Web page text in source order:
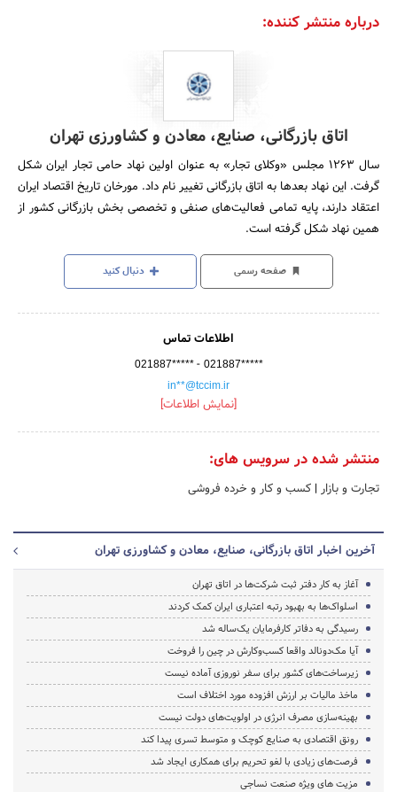
درباره منتشر کننده:
اتاق بازرگانی، صنایع، معادن و کشاورزی تهران
سال 1263 مجلس «وکلای تجار» به عنوان اولین نهاد حامی تجار ایران شکل
گرفت. این نهاد بعدها به اتاق بازرگانی تغییر نام داد. مورخان تاریخ اقتصاد ایران
اعتقاد دارند، پایه تمامی فعالیت‌های صنفی و تخصصی بخش بازرگانی کشور از
همین نهاد شکل گرفته است.
صفحه رسمی دنبال کنید
اطلاعات تماس
021887***** - 021887*****
in**@tccim.ir
[نمایش اطلاعات]
منتشر شده در سرویس های:
تجارت و بازار | کسب و کار و خرده فروشی
آخرین اخبار اتاق بازرگانی، صنایع، معادن و کشاورزی تهران
آغاز به کار دفتر ثبت شرکت‌ها در اتاق تهران
اسلواک‌ها به بهبود رتبه اعتباری ایران کمک کردند
رسیدگی به دفاتر کارفرمایان یک‌ساله شد
آیا مک‌دونالد واقعا کسب‌وکارش در چین را فروخت
زیرساخت‌های کشور برای سفر نوروزی آماده نیست
ماخذ مالیات بر ارزش افزوده مورد اختلاف است
بهینه‌سازی مصرف انرژی در اولویت‌های دولت نیست
رونق اقتصادی به صنایع کوچک و متوسط تسری پیدا کند
فرصت‌های زیادی با لغو تحریم‌ برای همکاری ایجاد شد
مزیت های ویژه صنعت نساجی